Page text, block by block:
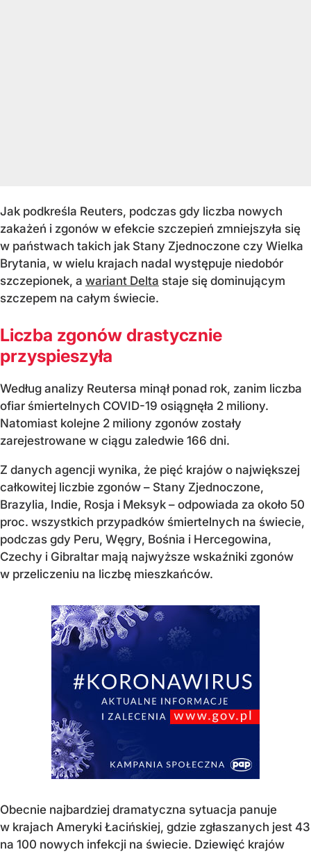
Jak podkreśla Reuters, podczas gdy liczba nowych
zakażeń i zgonów w efekcie szczepień zmniejszyła się
w państwach takich jak Stany Zjednoczone czy Wielka
Brytania, w wielu krajach nadal występuje niedobór
szczepionek, a wariant Delta staje się dominującym
szczepem na całym świecie.
Liczba zgonów drastycznie
przyspieszyła
Według analizy Reutersa minął ponad rok, zanim liczba
ofiar śmiertelnych COVID-19 osiągnęła 2 miliony.
Natomiast kolejne 2 miliony zgonów zostały
zarejestrowane w ciągu zaledwie 166 dni.
Z danych agencji wynika, że pięć krajów o największej
całkowitej liczbie zgonów – Stany Zjednoczone,
Brazylia, Indie, Rosja i Meksyk – odpowiada za około 50
proc. wszystkich przypadków śmiertelnych na świecie,
podczas gdy Peru, Węgry, Bośnia i Hercegowina,
Czechy i Gibraltar mają najwyższe wskaźniki zgonów
w przeliczeniu na liczbę mieszkańców.
Obecnie najbardziej dramatyczna sytuacja panuje
w krajach Ameryki Łacińskiej, gdzie zgłaszanych jest 43
na 100 nowych infekcji na świecie. Dziewięć krajów